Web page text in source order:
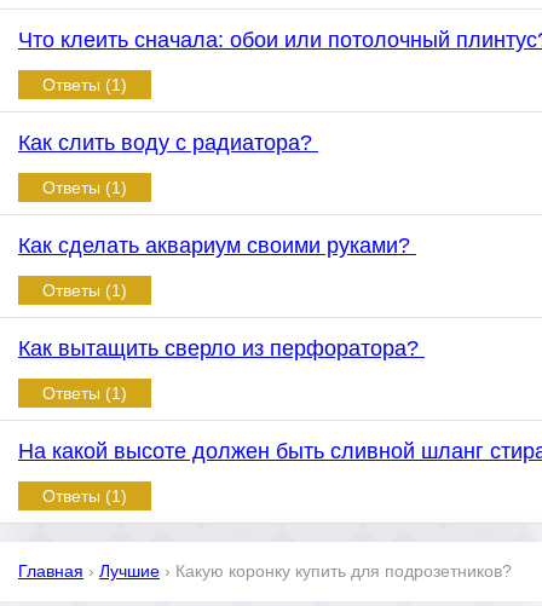
Что клеить сначала: обои или потолочный
Ответы (1)
Как слить воду с радиатора?
Ответы (1)
Как сделать аквариум своими руками?
Ответы (1)
Как вытащить сверло из перфоратора?
Ответы (1)
На какой высоте должен быть сливной шланг
Ответы (1)
Главная › Лучшие › Какую коронку купить для подрозетников?